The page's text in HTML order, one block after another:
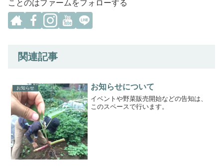
ことのはファームをフォローする
関連記事
お知らせ お知らせについて
イベントや野菜販売開始などの告知は、
このスペースで行います。